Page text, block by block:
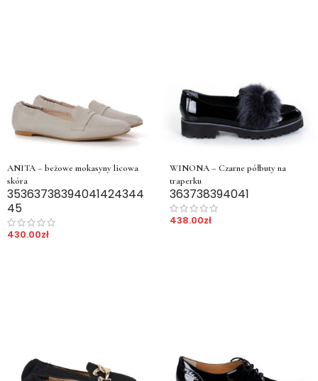
ANITA – beżowe mokasyny licowa
skóra
35363738394041424344
45
430.00zł
WINONA – Czarne półbuty na
traperku
363738394041
438.00zł